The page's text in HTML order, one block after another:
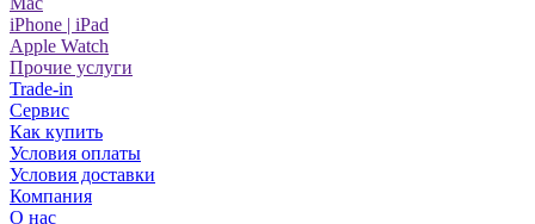
iPhone | iPad
Apple Watch
Прочие услуги
Trade-in
Сервис
Как купить
Условия оплаты
Условия доставки
Компания
О нас